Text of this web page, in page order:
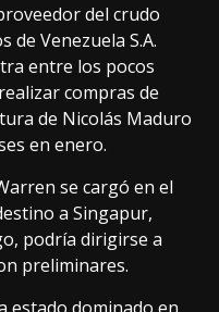
del crudo
de Venezuela S.A.
entre los pocos
compras de
de Nicolás Maduro
en enero.
se cargó en el
a Singapur,
podría dirigirse a
preliminares.
estado dominado en